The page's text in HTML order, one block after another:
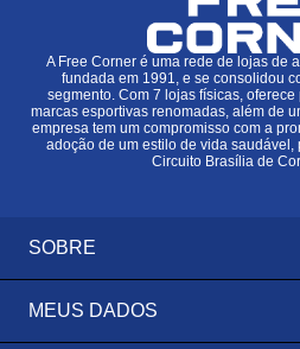
A Free Corner é uma rede de lojas de
fundada em 1991, e se consolidou
segmento. Com 7 lojas físicas,
marcas esportivas renomadas, além de
empresa tem um compromisso com a
adoção de um estilo de vida
Circuito Brasília de
SOBRE
MEUS DADOS